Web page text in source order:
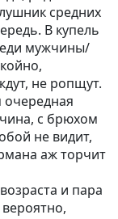
средних
В купель
мужчины/
не ропщут.
очередная
с брюхом
не видит,
аж торчит
и пара